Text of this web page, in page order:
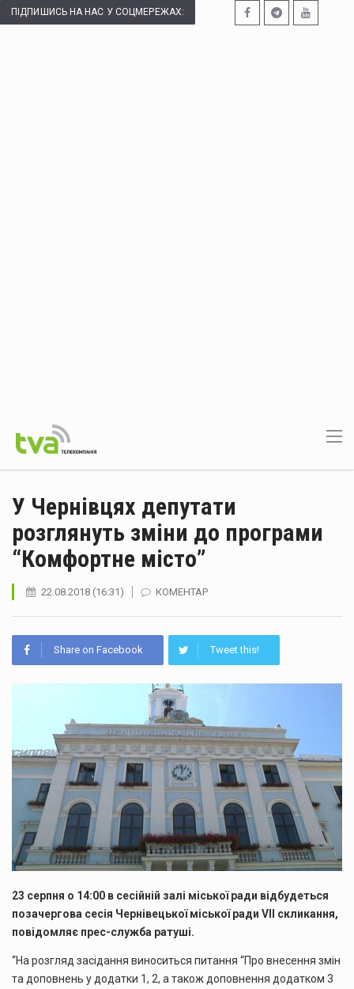
ПІДПИШИСЬ НА НАС У СОЦМЕРЕЖАХ:
У Чернівцях депутати
розглянуть зміни до програми
“Комфортне місто”
22.08.2018 (16:31) КОМЕНТАР
Share on Facebook Tweet this!
23 серпня о 14:00 в сесійній залі міської ради відбудеться
позачергова сесія Чернівецької міської ради VІІ скликання,
повідомляє прес-служба ратуші.
“На розгляд засідання виноситься питання “Про внесення змін
та доповнень у додатки 1, 2, а також доповнення додатком 3